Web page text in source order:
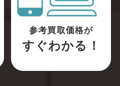
参考買取価格が
すぐわかる！